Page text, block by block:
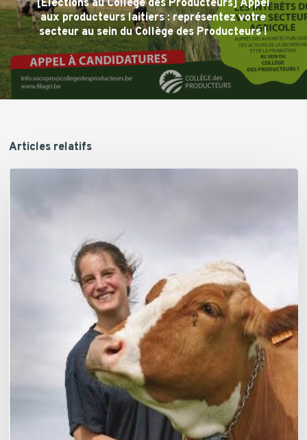
[Elections au Collège des Producteurs] Appel
aux producteurs laitiers : représentez votre
secteur au sein du Collège des Producteurs !
Articles relatifs